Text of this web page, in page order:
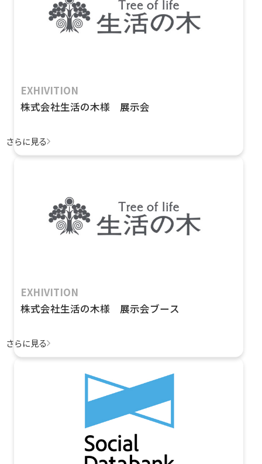
EXHIVITION
株式会社生活の木様 展示会
さらに見る
EXHIVITION
株式会社生活の木様 展示会ブース
さらに見る